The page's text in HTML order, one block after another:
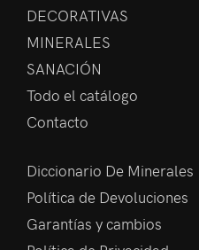
DECORATIVAS
MINERALES
SANACIÓN
Todo el catálogo
Contacto
Diccionario De Minerales
Política de Devoluciones
Garantías y cambios